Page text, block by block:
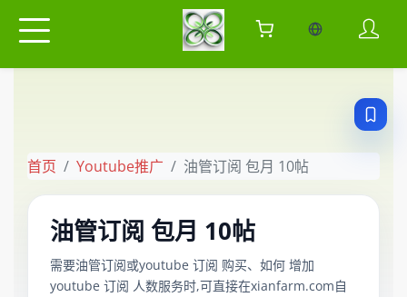
当前语言：中
首页 Youtube推广 油管订阅 包月 10帖
油管订阅 包月 10帖
需要油管订阅或youtube 订阅 购买、如何 增加
youtube 订阅 人数服务时,可直接在xianfarm.com自